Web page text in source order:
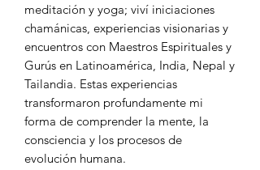
meditación y yoga; viví iniciaciones
chamánicas, experiencias visionarias y
encuentros con Maestros Espirituales y
Gurús en Latinoamérica, India, Nepal y
Tailandia. Estas experiencias
transformaron profundamente mi
forma de comprender la mente, la
consciencia y los procesos de
evolución humana.